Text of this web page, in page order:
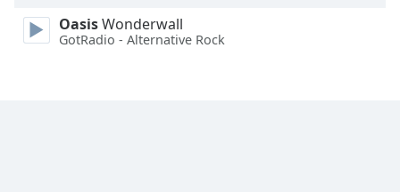
OasisWonderwall
GotRadio - Alternative Rock